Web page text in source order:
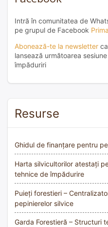
Intră în comunitatea de
pe grupul de Facebook
Abonează-te la newsletter
lansează următoarea
împăduriri
Resurse
Ghidul de finanțare pentru
Harta silvicultorilor atestați
tehnice de împădurire
Puieți forestieri –
pepinierelor silvice
Garda Forestieră – Structuri